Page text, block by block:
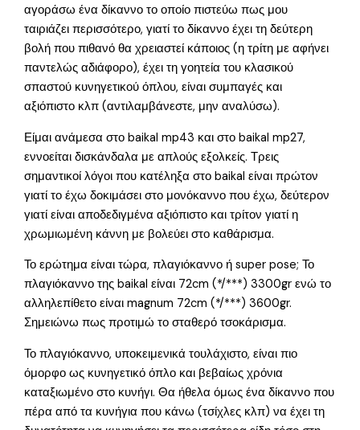
αγοράσω ένα δίκαννο το οποίο πιστεύω πως μου
ταιριάζει περισσότερο, γιατί το δίκαννο έχει τη δεύτερη
βολή που πιθανό θα χρειαστεί κάποιος (η τρίτη με αφήνει
παντελώς αδιάφορο), έχει τη γοητεία του κλασικού
σπαστού κυνηγετικού όπλου, είναι συμπαγές και
αξιόπιστο κλπ (αντιλαμβάνεστε, μην αναλύσω).
Είμαι ανάμεσα στο baikal mp43 και στο baikal mp27,
εννοείται δισκάνδαλα με απλούς εξολκείς. Τρεις
σημαντικοί λόγοι που κατέληξα στο baikal είναι πρώτον
γιατί το έχω δοκιμάσει στο μονόκαννο που έχω, δεύτερον
γιατί είναι αποδεδιγμένα αξιόπιστο και τρίτον γιατί η
χρωμιωμένη κάννη με βολεύει στο καθάρισμα.
Το ερώτημα είναι τώρα, πλαγιόκαννο ή super pose; Το
πλαγιόκαννο της baikal είναι 72cm (*/***) 3300gr ενώ το
αλληλεπίθετο είναι magnum 72cm (*/***) 3600gr.
Σημειώνω πως προτιμώ το σταθερό τσοκάρισμα.
Το πλαγιόκαννο, υποκειμενικά τουλάχιστο, είναι πιο
όμορφο ως κυνηγετικό όπλο και βεβαίως χρόνια
καταξιωμένο στο κυνήγι. Θα ήθελα όμως ένα δίκαννο που
πέρα από τα κυνήγια που κάνω (τσίχλες κλπ) να έχει τη